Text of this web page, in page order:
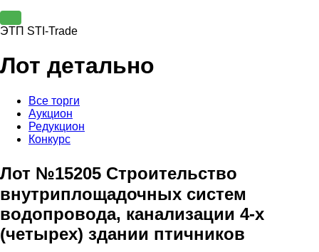
ЭТП STI-Trade
Лот детально
Все торги
Аукцион
Редукцион
Конкурс
Лот №15205 Строительство
внутриплощадочных систем
водопровода, канализации 4-х
(четырех) здании птичников